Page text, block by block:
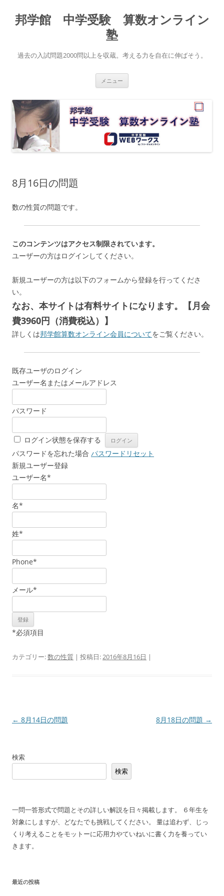
テ
ン
キ
ッ
邦学館 中学受験 算数オンライン
塾
過去の入試問題2000問以上を収蔵。考える力を自在に伸ばそう。
メニュー
8月16日の問題
数の性質の問題です。
このコンテンツはアクセス制限されています。
ユーザーの方はログインしてください。
新規ユーザーの方は以下のフォームから登録を行ってくださ
い。
なお、本サイトは有料サイトになります。【月会
費3960円（消費税込）】
詳しくは邦学館算数オンライン会員についてをご覧ください。
既存ユーザのログイン
ユーザー名またはメールアドレス
パスワード
ログイン状態を保存する
パスワードを忘れた場合 パスワードリセット
新規ユーザー登録
ユーザー名*
名*
姓*
Phone*
メール*
*必須項目
カテゴリー:数の性質 | 投稿日:2016年8月16日 |
投
ビ
ョ
ン
← 8月14日の問題 8月18日の問題 →
検索
検索
一問一答形式で問題とその詳しい解説を日々掲載します。 ６年生を
対象にしますが、どなたでも挑戦してください。 量は追わず、じっ
くり考えることをモットーに応用力やていねいに書く力を養ってい
きます。
最近の投稿